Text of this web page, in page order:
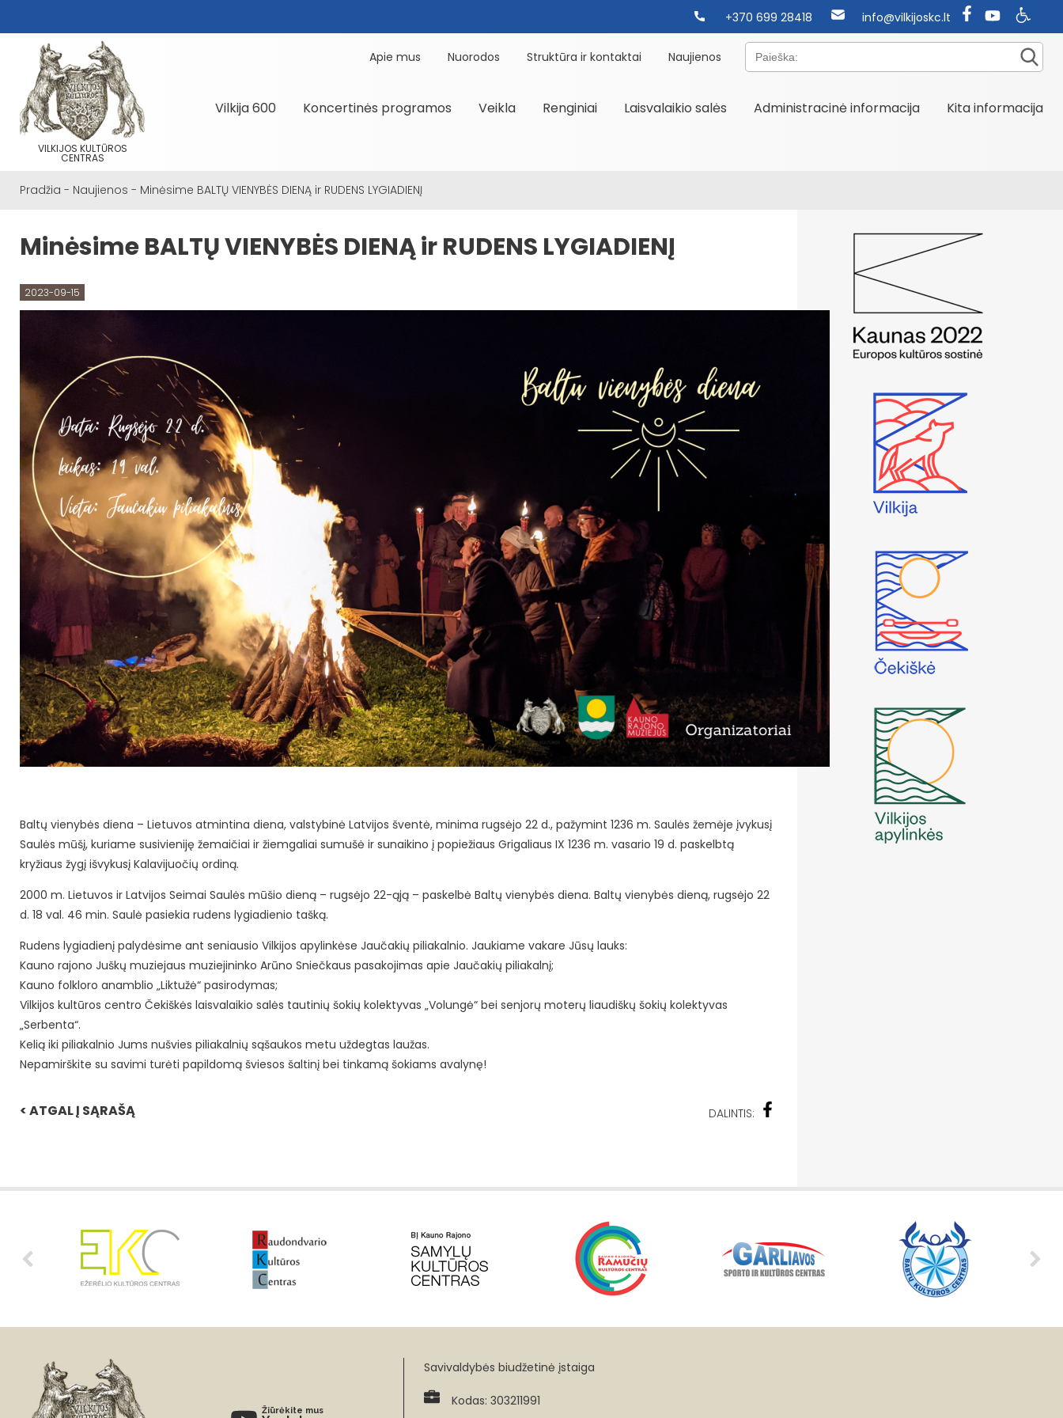
+370 699 28418 info@vilkijoskc.lt
VILKIJOS KULTŪROS
CENTRAS
Apie mus Nuorodos Struktūra ir kontaktai Naujienos Paieška:
Vilkija 600 Koncertinės programos Veikla Renginiai Laisvalaikio salės Administracinė informacija Kita informacija
Pradžia - Naujienos - Minėsime BALTŲ VIENYBĖS DIENĄ ir RUDENS LYGIADIENĮ
Minėsime BALTŲ VIENYBĖS DIENĄ ir RUDENS LYGIADIENĮ
2023-09-15
Baltų vienybės diena – Lietuvos atmintina diena, valstybinė Latvijos šventė, minima rugsėjo 22 d., pažymint 1236 m. Saulės žemėje įvykusį
Saulės mūšį, kuriame susivieniję žemaičiai ir žiemgaliai sumušė ir sunaikino į popiežiaus Grigaliaus IX 1236 m. vasario 19 d. paskelbtą
kryžiaus žygį išvykusį Kalavijuočių ordiną.
2000 m. Lietuvos ir Latvijos Seimai Saulės mūšio dieną – rugsėjo 22-ąją – paskelbė Baltų vienybės diena. Baltų vienybės dieną, rugsėjo 22
d. 18 val. 46 min. Saulė pasiekia rudens lygiadienio tašką.
Rudens lygiadienį palydėsime ant seniausio Vilkijos apylinkėse Jaučakių piliakalnio. Jaukiame vakare Jūsų lauks:
Kauno rajono Juškų muziejaus muziejininko Arūno Sniečkaus pasakojimas apie Jaučakių piliakalnį;
Kauno folkloro anamblio „Liktužė“ pasirodymas;
Vilkijos kultūros centro Čekiškės laisvalaikio salės tautinių šokių kolektyvas „Volungė“ bei senjorų moterų liaudiškų šokių kolektyvas
„Serbenta“.
Kelią iki piliakalnio Jums nušvies piliakalnių sąšaukos metu uždegtas laužas.
Nepamirškite su savimi turėti papildomą šviesos šaltinį bei tinkamą šokiams avalynę!
< ATGAL Į SĄRAŠĄ DALINTIS:
Žiūrėkite mus
Savivaldybės biudžetinė įstaiga
Kodas: 303211991